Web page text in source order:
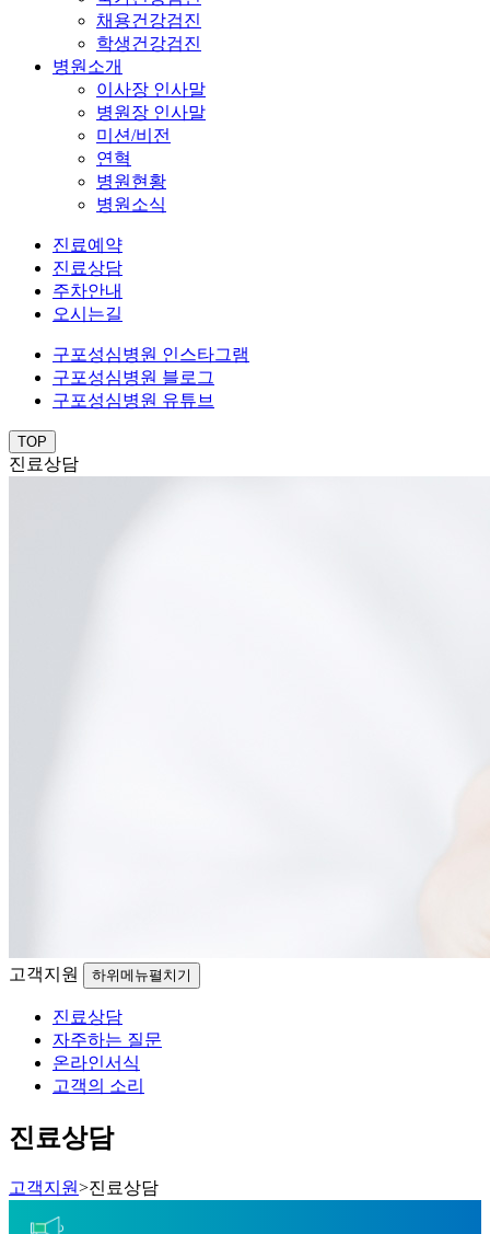
채용건강검진
학생건강검진
병원소개
이사장 인사말
병원장 인사말
미션/비전
연혁
병원현황
병원소식
진료예약
진료상담
주차안내
오시는길
구포성심병원 인스타그램
구포성심병원 블로그
구포성심병원 유튜브
TOP
진료상담
고객지원 하위메뉴펼치기
진료상담
자주하는 질문
온라인서식
고객의 소리
진료상담
고객지원>진료상담